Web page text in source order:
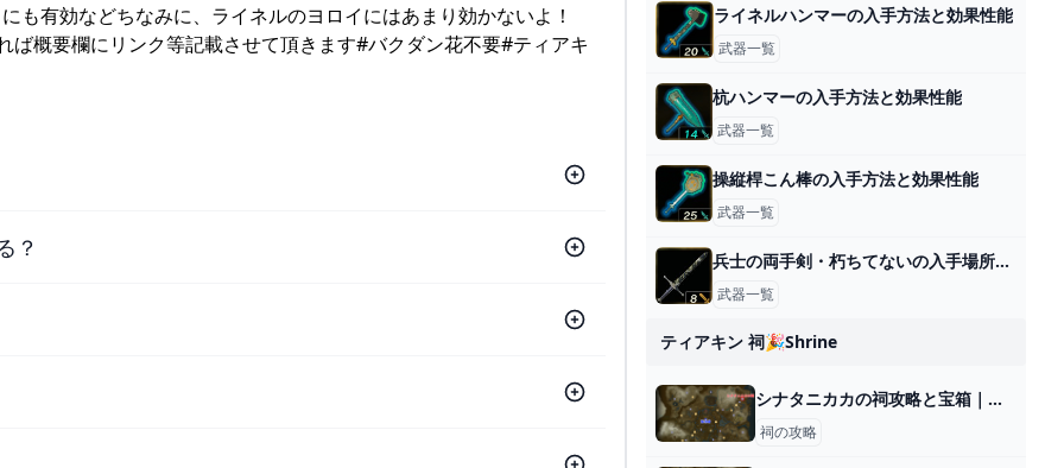
も有効などちなみに、ライネルのヨロイにはあまり効かないよ！
概要欄にリンク等記載させて頂きます#バクダン花不要#ティアキ
？
ライネルハンマーの入手方法と効果性能
武器一覧
杭ハンマーの入手方法と効果性能
武器一覧
操縦桿こん棒の入手方法と効果性能
武器一覧
兵士の両手剣・朽ちてないの入手場所と効果
武器一覧
ティアキン 祠🎉shrine
シナタニカカの祠攻略と宝箱｜難しい時の対処法
祠の攻略